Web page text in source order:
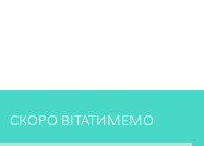
СКОРО ВІТАТИМЕМО